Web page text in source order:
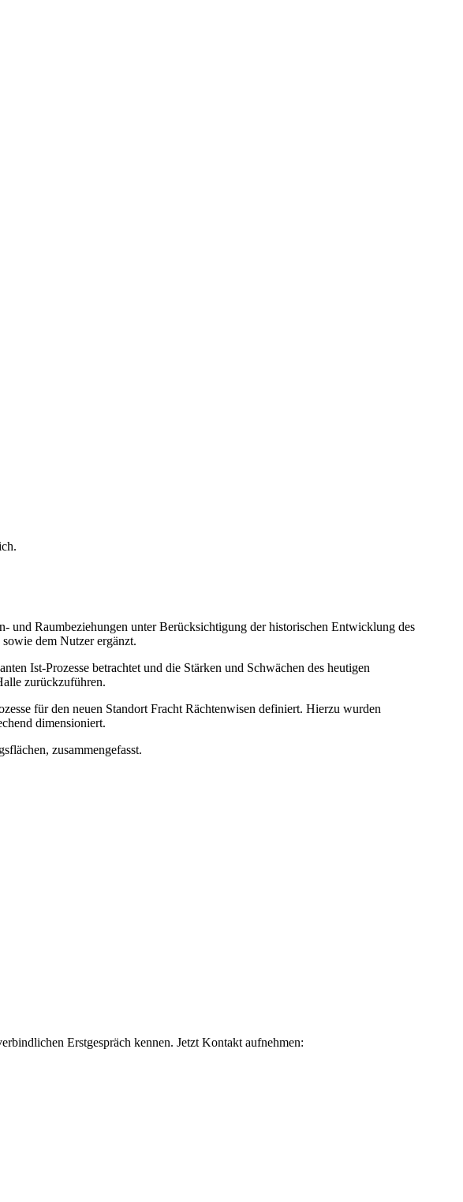
und Raumbeziehungen unter Berücksichtigung der historischen Entwicklung des
dem Nutzer ergänzt.
Ist-Prozesse betrachtet und die Stärken und Schwächen des heutigen
zurückzuführen.
für den neuen Standort Fracht Rächtenwisen definiert. Hierzu wurden
dimensioniert.
zusammengefasst.
Erstgespräch kennen. Jetzt Kontakt aufnehmen: